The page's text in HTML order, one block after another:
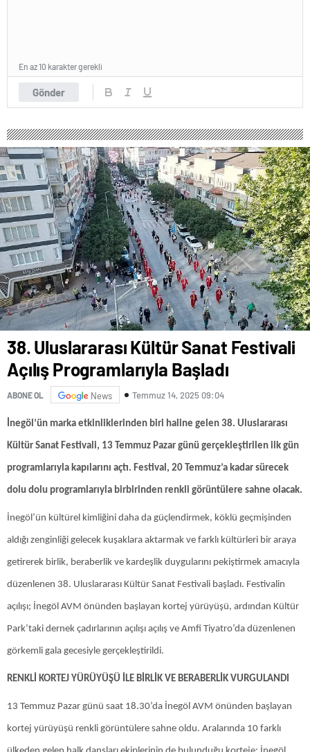
Gönder
En az 10 karakter gerekli
38. Uluslararası Kültür Sanat Festivali
Açılış Programlarıyla Başladı
ABONE OL News Temmuz 14, 2025 09:04
İnegöl’ün marka etkinliklerinden biri haline gelen 38. Uluslararası
Kültür Sanat Festivali, 13 Temmuz Pazar günü gerçekleştirilen ilk gün
programlarıyla kapılarını açtı. Festival, 20 Temmuz’a kadar sürecek
dolu dolu programlarıyla birbirinden renkli görüntülere sahne olacak.
İnegöl’ün kültürel kimliğini daha da güçlendirmek, köklü geçmişinden
aldığı zenginliği gelecek kuşaklara aktarmak ve farklı kültürleri bir araya
getirerek birlik, beraberlik ve kardeşlik duygularını pekiştirmek amacıyla
düzenlenen 38. Uluslararası Kültür Sanat Festivali başladı. Festivalin
açılışı; İnegöl AVM önünden başlayan kortej yürüyüşü, ardından Kültür
Park’taki dernek çadırlarının açılışı açılış ve Amfi Tiyatro’da düzenlenen
görkemli gala gecesiyle gerçekleştirildi.
RENKLİ KORTEJ YÜRÜYÜŞÜ İLE BİRLİK VE BERABERLİK VURGULANDI
13 Temmuz Pazar günü saat 18.30’da İnegöl AVM önünden başlayan
kortej yürüyüşü renkli görüntülere sahne oldu. Aralarında 10 farklı